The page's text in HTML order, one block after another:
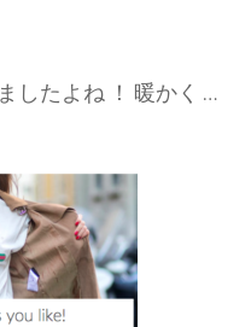
したよね ！ 暖かく …